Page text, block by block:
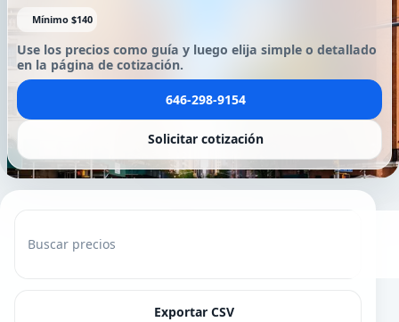
Mínimo $140
Use los precios como guía y luego elija simple o detallado
en la página de cotización.
646-298-9154
Solicitar cotización
Buscar precios
Exportar CSV